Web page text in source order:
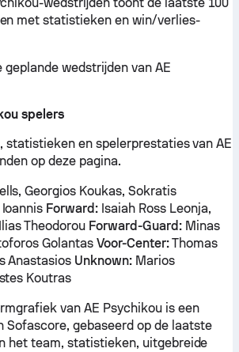
met statistieken en win/verlies-
wedstrijden van AE
spelers
statistieken en spelerprestaties van AE
op deze pagina.
Georgios Koukas, Sokratis
Forward: Isaiah Ross Leonja,
Theodorou Forward-Guard:Minas
GolantasVoor-Center:Thomas
Anastasios Unknown:Marios
Koutras
van AE Psychikou is een
Sofascore, gebaseerd op de laatste
het team, statistieken, uitgebreide